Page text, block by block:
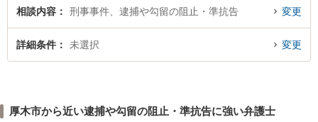
相談内容 刑事事件、逮捕や勾留の阻止・準抗告 変更
詳細条件 未選択 変更
厚木市から近い逮捕や勾留の阻止・準抗告に強い弁護士